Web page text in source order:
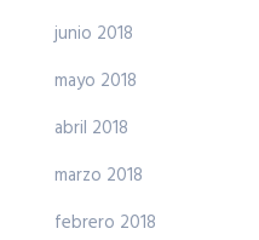
junio 2018
mayo 2018
abril 2018
marzo 2018
febrero 2018